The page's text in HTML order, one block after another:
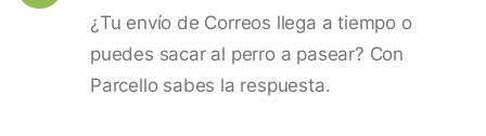
¿Tu envío de Correos llega a tiempo o
puedes sacar al perro a pasear? Con
Parcello sabes la respuesta.